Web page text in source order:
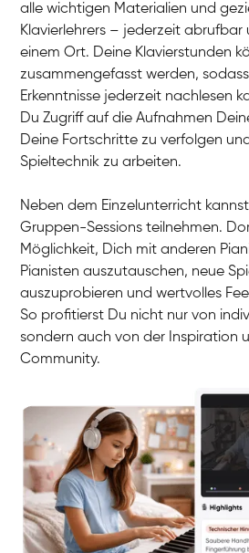
Klavier / Piano / Flügel
Klavier / Piano / Flügel
Hannes
Klavier / Piano / Flügel
Klavier / Piano / Flügel
Yuna
Klavier / Piano / Flügel
Camilla
Klavier / Piano / Flügel
Negin
Klavier / Piano / Flügel
Katarzyna
alle wichtigen Materialien und
Klavierlehrers – jederzeit abrufbar
einem Ort. Deine Klavierstunden
zusammengefasst werden,
Erkenntnisse jederzeit nachlesen
Du Zugriff auf die Aufnahmen
Deine Fortschritte zu verfolgen
Spieltechnik zu arbeiten.
Neben dem Einzelunterricht
Gruppen-Sessions teilnehmen.
Möglichkeit, Dich mit anderen
Pianisten auszutauschen, neue
auszuprobieren und wertvolles
So profitierst Du nicht nur von
sondern auch von der Inspiration
Community.